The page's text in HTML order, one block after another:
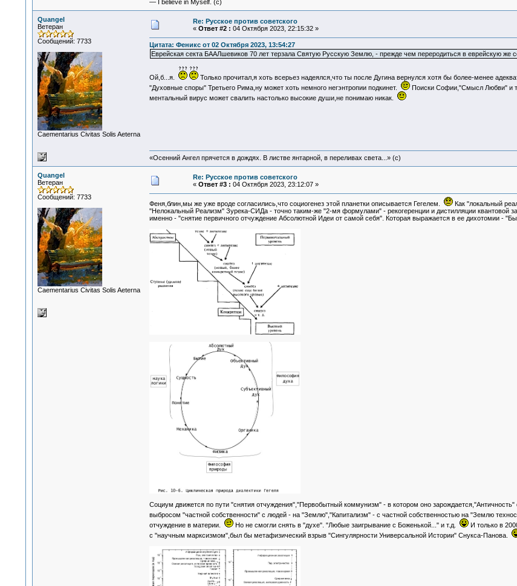
— I believe in Myself. (c)
Quangel
Ветеран
Сообщений: 7733
Сaementarius Civitas Solis Aeterna
Re: Русское против советского
« Ответ #2 : 04 Октября 2023, 22:15:32 »
Цитата: Феникс от 02 Октября 2023, 13:54:27
Еврейская секта БААЛшевиков 70 лет терзала Святую Русскую Землю, - прежде чем переродиться в еврейскую же
Ой,б...я. Только прочитал,я хоть всерьез надеялся,что ты после Дугина вернулся хотя бы более-менее
"Духовные споры" Третьего Рима,ну может хоть немного негэнтропии подкинет.
Поиски Софии,"Смысл Любви" и
ментальный вирус может свалить настолько высокие души,не понимаю никак.
«Осенний Ангел прячется в дождях. В листве янтарной, в переливах света...» (c)
Quangel
Ветеран
Сообщений: 7733
Сaementarius Civitas Solis Aeterna
Re: Русское против советского
« Ответ #3 : 04 Октября 2023, 23:12:07 »
Феня,блин,мы же уже вроде согласились,что социогенез этой планетки описывается Гегелем.
Как "локальный
"Нелокальный Реализм" Зурека-СИДа - точно таким-же "2-мя формулами" - рекогеренции и дистилляции квантовой
именно - "снятие первичного отчуждение Абсолютной Идеи от самой себя". Которая выражается в ее дихотомии -
Социум движется по пути "снятия отчуждения","Первобытный коммунизм" - в котором оно
выбросом "частной собственности" с людей - на "Землю","Капитализм" - с частной собственностью на "Землю
отчуждение в материи.
Но не смогли снять в "духе". "Любые заигрывание с Боженькой..." и т.д.
И только в
с "научным марксизмом",был бы метафизический взрыв "Сингулярности Универсальной Истории" Снукса-Панова.